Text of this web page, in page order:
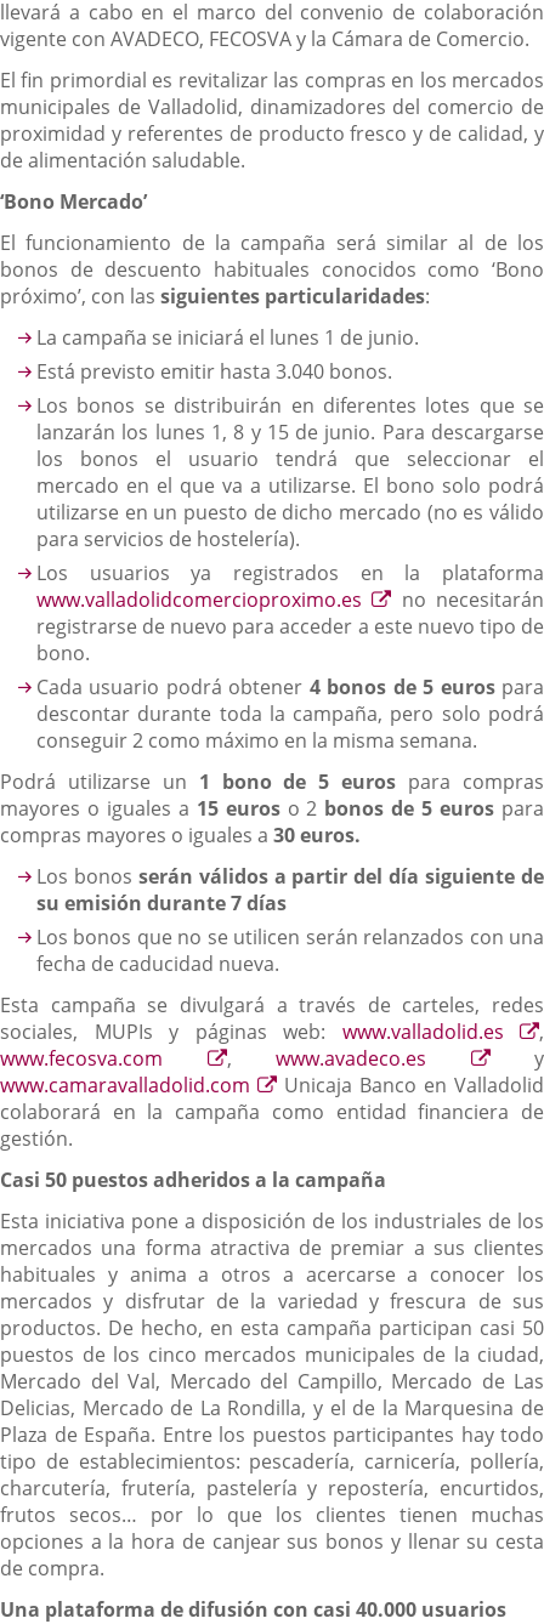
llevará a cabo en el marco del convenio de colaboración
vigente con AVADECO, FECOSVA y la Cámara de Comercio.
El fin primordial es revitalizar las compras en los mercados
municipales de Valladolid, dinamizadores del comercio de
proximidad y referentes de producto fresco y de calidad, y
de alimentación saludable.
‘Bono Mercado’
El funcionamiento de la campaña será similar al de los
bonos de descuento habituales conocidos como ‘Bono
próximo’, con las siguientes particularidades:
La campaña se iniciará el lunes 1 de junio.
Está previsto emitir hasta 3.040 bonos.
Los bonos se distribuirán en diferentes lotes que se
lanzarán los lunes 1, 8 y 15 de junio. Para descargarse
los bonos el usuario tendrá que seleccionar el
mercado en el que va a utilizarse. El bono solo podrá
utilizarse en un puesto de dicho mercado (no es válido
para servicios de hostelería).
Los usuarios ya registrados en la plataforma
www.valladolidcomercioproximo.es
Enlace
a
aplicación
externa.
no necesitarán
registrarse de nuevo para acceder a este nuevo tipo de
bono.
Cada usuario podrá obtener 4 bonos de 5 eurospara
descontar durante toda la campaña, pero solo podrá
conseguir 2 como máximo en la misma semana.
Podrá utilizarse un 1 bono de 5 euros para compras
mayores o iguales a 15 euros o 2 bonos de 5 euros para
compras mayores o iguales a 30 euros.
Los bonos serán válidos a partir del día siguiente de
su emisión durante 7 días
Los bonos que no se utilicen serán relanzados con una
fecha de caducidad nueva.
Esta campaña se divulgará a través de carteles, redes
sociales, MUPIs y páginas web: www.valladolid.es
,
www.fecosva.com
Enlace
a
una
, www.avadeco.es
a
una
y
www.camaravalladolid.com
Enlace
a
externa.
Unicaja Banco en Valladolid
colaborará en la campaña como entidad financiera de
gestión.
Casi 50 puestos adheridos a la campaña
Esta iniciativa pone a disposición de los industriales de los
mercados una forma atractiva de premiar a sus clientes
habituales y anima a otros a acercarse a conocer los
mercados y disfrutar de la variedad y frescura de sus
productos. De hecho, en esta campaña participan casi 50
puestos de los cinco mercados municipales de la ciudad,
Mercado del Val, Mercado del Campillo, Mercado de Las
Delicias, Mercado de La Rondilla, y el de la Marquesina de
Plaza de España. Entre los puestos participantes hay todo
tipo de establecimientos: pescadería, carnicería, pollería,
charcutería, frutería, pastelería y repostería, encurtidos,
frutos secos… por lo que los clientes tienen muchas
opciones a la hora de canjear sus bonos y llenar su cesta
de compra.
Una plataforma de difusión con casi 40.000 usuarios